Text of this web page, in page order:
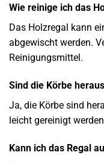
Wie reinige ich das
Das Holzregal kann
abgewischt werden.
Reinigungsmittel.
Sind die Körbe
Ja, die Körbe sind
leicht gereinigt
Kann ich das Regal